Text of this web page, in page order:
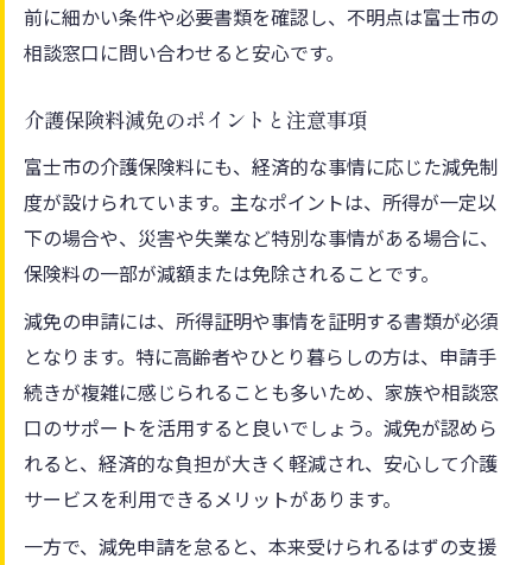
前に細かい条件や必要書類を確認し、不明点は富士市の
相談窓口に問い合わせると安心です。
介護保険料減免のポイントと注意事項
富士市の介護保険料にも、経済的な事情に応じた減免制
度が設けられています。主なポイントは、所得が一定以
下の場合や、災害や失業など特別な事情がある場合に、
保険料の一部が減額または免除されることです。
減免の申請には、所得証明や事情を証明する書類が必須
となります。特に高齢者やひとり暮らしの方は、申請手
続きが複雑に感じられることも多いため、家族や相談窓
口のサポートを活用すると良いでしょう。減免が認めら
れると、経済的な負担が大きく軽減され、安心して介護
サービスを利用できるメリットがあります。
一方で、減免申請を怠ると、本来受けられるはずの支援